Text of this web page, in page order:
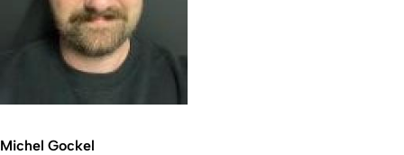
Michel Gockel